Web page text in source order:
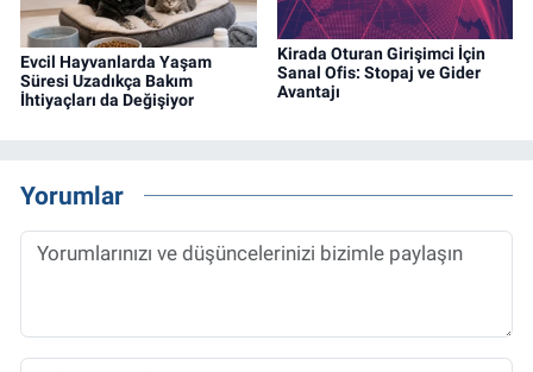
Evcil Hayvanlarda Yaşam
Süresi Uzadıkça Bakım
İhtiyaçları da Değişiyor
Kirada Oturan Girişimci İçin
Sanal Ofis: Stopaj ve Gider
Avantajı
Yorumlar